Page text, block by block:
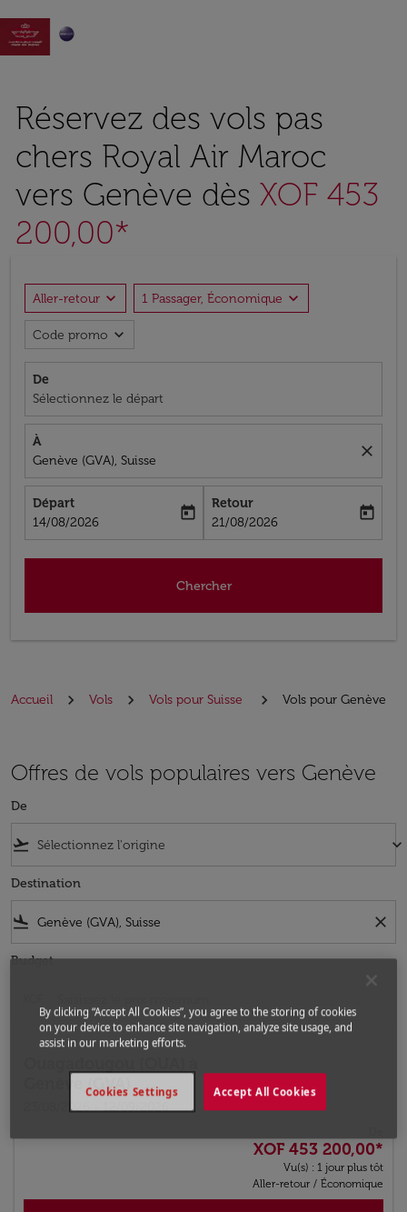

Réservez des vols pas
chers Royal Air Maroc
vers Genève dès XOF 453
200,00*
Aller-retour expand_more 1 Passager, Économique expand_more
Code promo expand_more
De
Sélectionnez le départ
À
Genève (GVA), Suisse
close
Départ
fc-booking-departure-date-aria-label
14/08/2026
today
Retour
fc-booking-return-date-aria-label
21/08/2026
today
Chercher
Accueil Vols Vols pour Suisse Vols pour Genève
Offres de vols populaires vers Genève
De
flight_takeoff keyboard_arrow_down
Destination
flight_land close
Budget
Genève (GVA)
23/08/2026 - 12/09/2026
XOF 453 200,00*
Vu(s) : 1 jour plus tôt
Aller-retour / Économique
By clicking “Accept All Cookies”, you agree to the storing of cookies
on your device to enhance site navigation, analyze site usage, and
assist in our marketing efforts.
Accept All Cookies
Cookies Settings